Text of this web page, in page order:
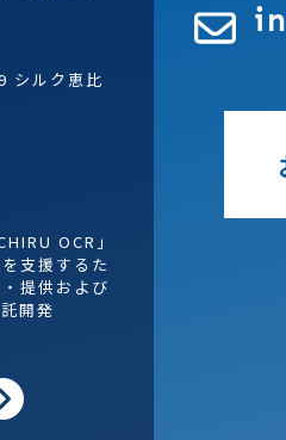
シルク恵比
OCR」
支援するた
提供および
開発